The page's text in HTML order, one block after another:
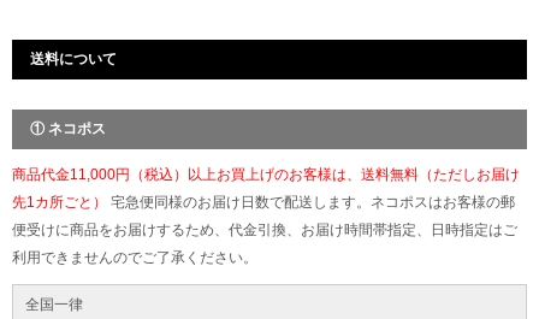
送料について
① ネコポス
商品代金11,000円（税込）以上お買上げのお客様は、送料無料（ただしお届け
先1カ所ごと） 宅急便同様のお届け日数で配送します。ネコポスはお客様の郵
便受けに商品をお届けするため、代金引換、お届け時間帯指定、日時指定はご
利用できませんのでご了承ください。
全国一律